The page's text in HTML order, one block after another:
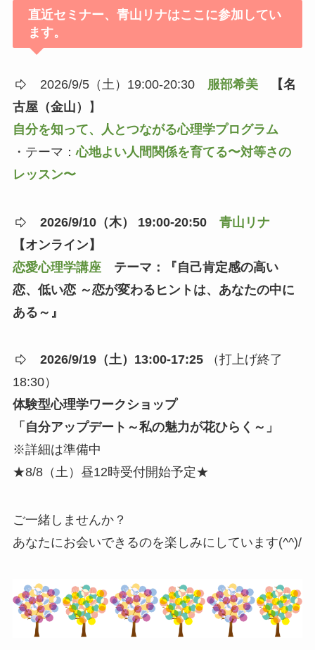
直近セミナー、青山リナはここに参加してい
ます。
2026/9/5（土）19:00-20:30 服部希美
【名
古屋（金山）
】
自分を知って、人とつながる心理学プログラム
・テーマ：心地よい人間関係を育てる〜対等さの
レッスン〜
2026/9/10（木） 19:00-20:50青山リナ
【オンライン】
恋愛心理学講座テーマ：『自己肯定感の高い
恋、低い恋 ～恋が変わるヒントは、あなたの中に
ある～』
2026/9/19（土）13:00-17:25 （打上げ終了
18:30）
体験型心理学ワークショップ
「自分アップデート～私の魅力が花ひらく～」
※詳細は準備中
★8/8（土）昼12時受付開始予定★
ご一緒しませんか？
あなたにお会いできるのを楽しみにしています(^^)/